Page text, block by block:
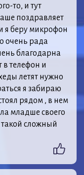
то, и тут
поздравляет
я беру микрофон
очень рада
благодарна
в телефон и
летят нужно
я забираю
рядом , в нем
младше своего
такой сложный